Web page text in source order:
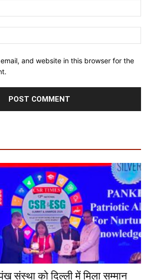
and website in this browser for the
संस्था को दिल्ली में मिला सम्मान